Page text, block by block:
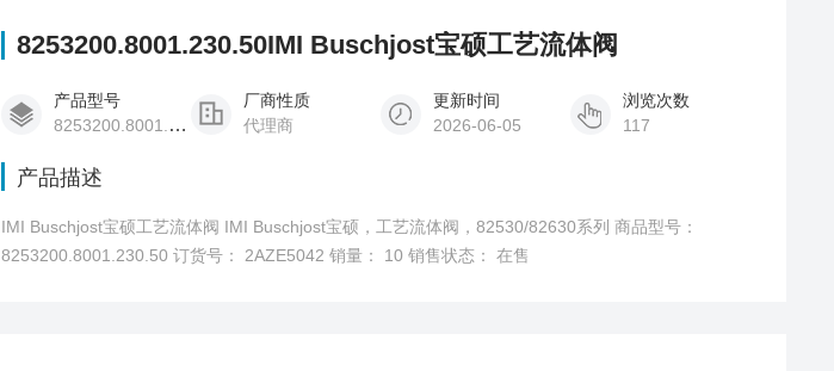
8253200.8001.230.50IMI Buschjost宝硕工艺流体阀
产品型号
8253200.8001.230.50
厂商性质
代理商
更新时间
2026-06-05
浏览次数
117
产品描述
IMI Buschjost宝硕工艺流体阀 IMI Buschjost宝硕，工艺流体阀，82530/82630系列 商品型号：
8253200.8001.230.50 订货号： 2AZE5042 销量： 10 销售状态： 在售